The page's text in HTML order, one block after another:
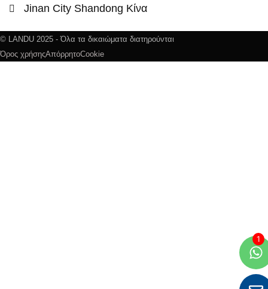
Jinan City Shandong Κίνα
© LANDU 2025 - Όλα τα δικαιώματα διατηρούνται
Όρος χρήσηςΑπόρρητοCookie